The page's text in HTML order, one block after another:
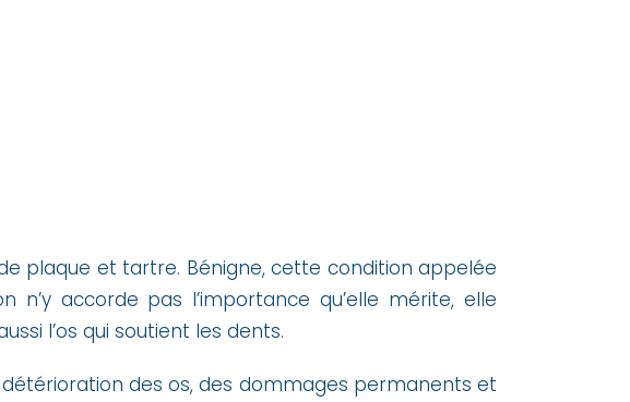
plaque et tartre. Bénigne, cette condition appelée
accorde pas l’importance qu’elle mérite, elle
l’os qui soutient les dents.
des os, des dommages permanents et